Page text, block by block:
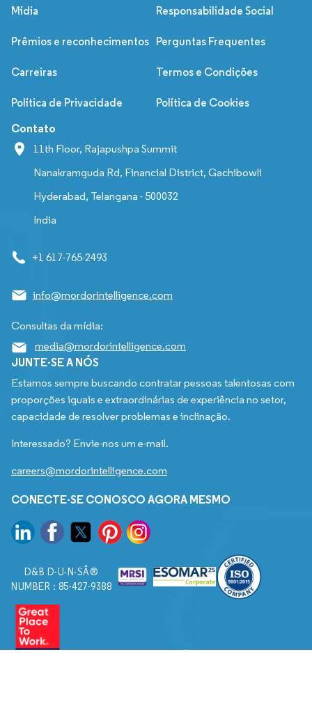
Mídia Responsabilidade Social
Prêmios e reconhecimentos Perguntas Frequentes
Carreiras Termos e Condições
Política de Privacidade Política de Cookies
Contato
11th Floor, Rajapushpa Summit
Nanakramguda Rd, Financial District, Gachibowli
Hyderabad, Telangana - 500032
India
+1 617-765-2493
info@mordorintelligence.com
Consultas da mídia:
media@mordorintelligence.com
JUNTE-SE A NÓS
Estamos sempre buscando contratar pessoas talentosas com
proporções iguais e extraordinárias de experiência no setor,
capacidade de resolver problemas e inclinação.
Interessado? Envie-nos um e-mail.
careers@mordorintelligence.com
CONECTE-SE CONOSCO AGORA MESMO
D&B D-U-N-SÂ®
NUMBER : 85-427-9388